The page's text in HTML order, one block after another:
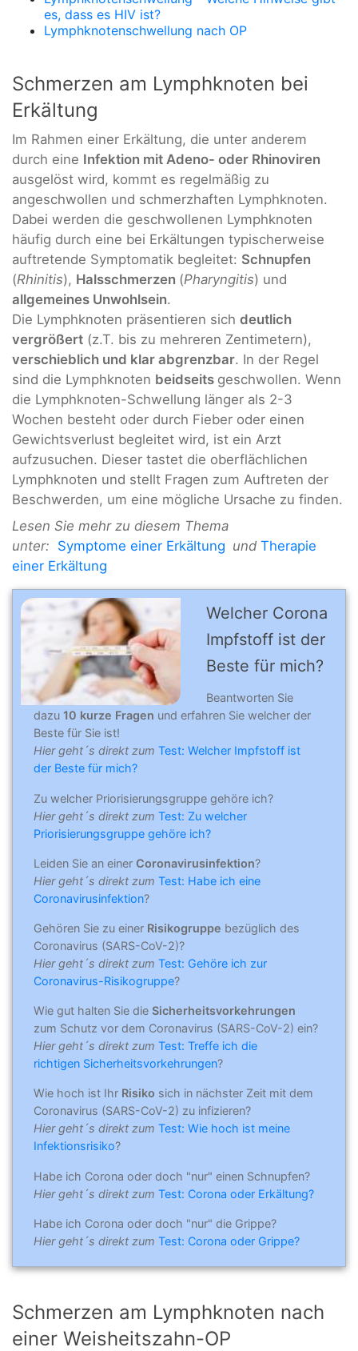
es, dass es HIV ist?
Lymphknotenschwellung nach OP
Schmerzen am Lymphknoten bei
Erkältung
Im Rahmen einer Erkältung, die unter anderem
durch eine Infektion mit Adeno- oder Rhinoviren
ausgelöst wird, kommt es regelmäßig zu
angeschwollen und schmerzhaften Lymphknoten.
Dabei werden die geschwollenen Lymphknoten
häufig durch eine bei Erkältungen typischerweise
auftretende Symptomatik begleitet: Schnupfen
(Rhinitis), Halsschmerzen (Pharyngitis) und
allgemeines Unwohlsein.
Die Lymphknoten präsentieren sich deutlich
vergrößert (z.T. bis zu mehreren Zentimetern),
verschieblich und klar abgrenzbar. In der Regel
sind die Lymphknoten beidseits geschwollen. Wenn
die Lymphknoten-Schwellung länger als 2-3
Wochen besteht oder durch Fieber oder einen
Gewichtsverlust begleitet wird, ist ein Arzt
aufzusuchen. Dieser tastet die oberflächlichen
Lymphknoten und stellt Fragen zum Auftreten der
Beschwerden, um eine mögliche Ursache zu finden.
Lesen Sie mehr zu diesem Thema
unter: Symptome einer Erkältung und Therapie
einer Erkältung
Welcher Corona
Impfstoff ist der
Beste für mich?
Beantworten Sie
dazu 10 kurze Fragen und erfahren Sie welcher der
Beste für Sie ist!
Hier geht´s direkt zum Test: Welcher Impfstoff ist
der Beste für mich?
Zu welcher Priorisierungsgruppe gehöre ich?
Hier geht´s direkt zum Test: Zu welcher
Priorisierungsgruppe gehöre ich?
Leiden Sie an einer Coronavirusinfektion?
Hier geht´s direkt zum Test: Habe ich eine
Coronavirusinfektion?
Gehören Sie zu einer Risikogruppe bezüglich des
Coronavirus (SARS-CoV-2)?
Hier geht´s direkt zum Test: Gehöre ich zur
Coronavirus-Risikogruppe?
Wie gut halten Sie die Sicherheitsvorkehrungen
zum Schutz vor dem Coronavirus (SARS-CoV-2) ein?
Hier geht´s direkt zum Test: Treffe ich die
richtigen Sicherheitsvorkehrungen?
Wie hoch ist Ihr Risiko sich in nächster Zeit mit dem
Coronavirus (SARS-CoV-2) zu infizieren?
Hier geht´s direkt zum Test: Wie hoch ist meine
Infektionsrisiko?
Habe ich Corona oder doch "nur" einen Schnupfen?
Hier geht´s direkt zum Test: Corona oder Erkältung?
Habe ich Corona oder doch "nur" die Grippe?
Hier geht´s direkt zum Test: Corona oder Grippe?
Schmerzen am Lymphknoten nach
einer Weisheitszahn-OP